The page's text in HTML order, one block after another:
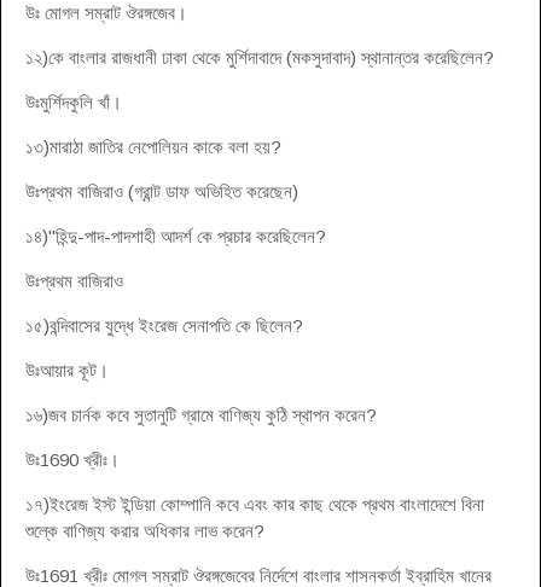
উঃ মোগল সম্রাট ঔরঙ্গজেব।
১২)কে বাংলার রাজধানী ঢাকা থেকে মুর্শিদাবাদে (মকসুদাবাদ) স্থানান্তর করেছিলেন?
উঃমুর্শিদকুলি খাঁ।
১৩)মারাঠা জাতির নেপোলিয়ন কাকে বলা হয়?
উঃপ্রথম বাজিরাও (গ্রান্ট ডাফ অভিহিত করেছেন)
১৪)"হিন্দু-পাদ-পাদশাহী আদর্শ কে প্রচার করেছিলেন?
উঃপ্রথম বাজিরাও
১৫)বন্দিবাসের যুদ্ধে ইংরেজ সেনাপতি কে ছিলেন?
উঃআয়ার কূট।
১৬)জব চার্নক কবে সুতানুটি গ্রামে বাণিজ্য কুঠি স্থাপন করেন?
উঃ1690 খ্রীঃ।
১৭)ইংরেজ ইস্ট ইন্ডিয়া কোম্পানি কবে এবং কার কাছ থেকে প্রথম বাংলাদেশে বিনা
শুল্কে বাণিজ্য করার অধিকার লাভ করেন?
উঃ1691 খ্রীঃ মোগল সম্রাট ঔরঙ্গজেবের নির্দেশে বাংলার শাসনকর্তা ইব্রাহিম খানের